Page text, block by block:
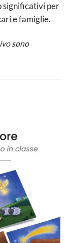
significativi per
e famiglie.
sono